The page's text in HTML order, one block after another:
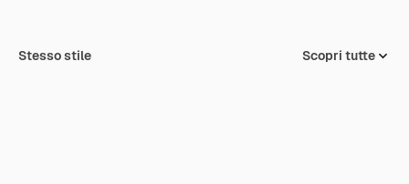
Stesso stile Scopri tutte